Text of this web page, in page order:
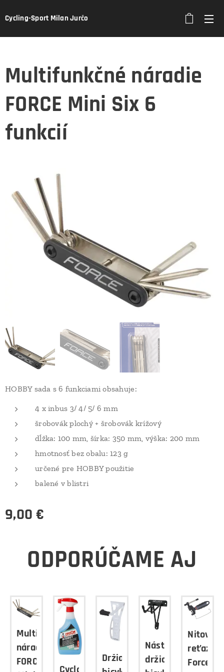
Cycling-Sport Milan Jurčo
Multifunkčné náradie
FORCE Mini Six 6
funkcií
HOBBY sada s 6 funkciami obsahuje:
4 x inbus 3/ 4/ 5/ 6 mm
šrobovák plochý + šrobovák krížový
dĺžka: 100 mm, šírka: 350 mm, výška: 200 mm
hmotnosť bez obalu: 123 g
určené pre HOBBY použitie
balené v blistri
9,00 €
ODPORÚČAME AJ
Multifunkčné
náradie
FORCE
Držiak
Nástenný
držiak
Nitovač
reťaze
Force